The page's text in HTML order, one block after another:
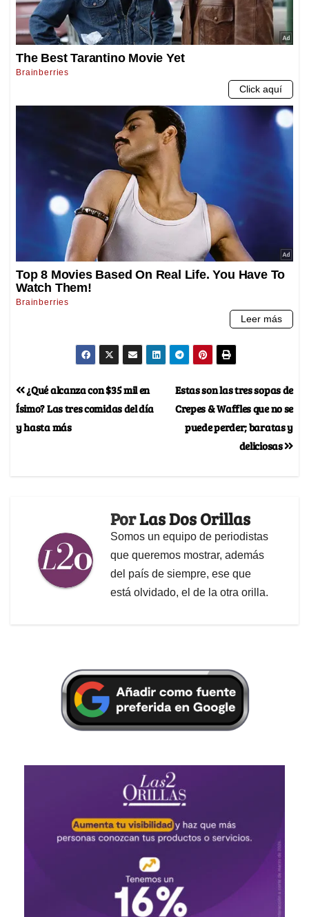
Estas son las tres sopas de
Crepes & Waffles que no se
puede perder; baratas y
deliciosas
¿Qué alcanza con $35 mil en
Ísimo? Las tres comidas del día
y hasta más
PorLas Dos Orillas
Somos un equipo de periodistas
que queremos mostrar, además
del país de siempre, ese que
está olvidado, el de la otra orilla.